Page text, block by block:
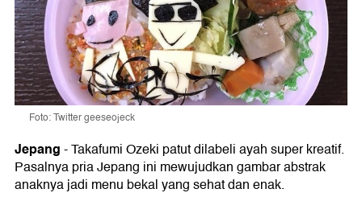
Foto: Twitter geeseojeck
Jepang- Takafumi Ozeki patut dilabeli ayah super kreatif.
Pasalnya pria Jepang ini mewujudkan gambar abstrak
anaknya jadi menu bekal yang sehat dan enak.